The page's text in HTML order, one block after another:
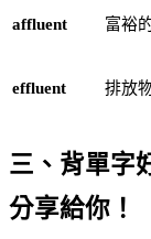
affluent 富裕
effluent 排放
三、背單字
分享給你！